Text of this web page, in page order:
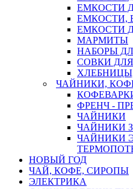
ЕМКОСТИ
ЕМКОСТИ,
ЕМКОСТИ
МАРМИТЫ
НАБОРЫ
СОВКИ
ЧАЙНИКИ,
ФРЕНЧ -
ЧАЙНИКИ
ЧАЙНИКИ
ЧАЙНИКИ
НОВЫЙ ГОД
ЧАЙ, КОФЕ, СИРОПЫ
ЭЛЕКТРИКА